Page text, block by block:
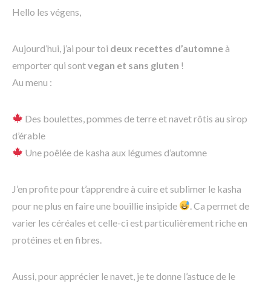
Hello les végens,
Aujourd’hui, j’ai pour toi deux recettes d’automneà
emporter qui sontvegan et sans gluten !
Au menu :
Des boulettes, pommes de terre et navet rôtis au sirop
d’érable
Une poêlée de kasha aux légumes d’automne
J’en profite pour t’apprendre à cuire et sublimer le kasha
pour ne plus en faire une bouillie insipide
. Ca permet de
varier les céréales et celle-ci est particulièrement riche en
protéines et en fibres.
Aussi, pour apprécier le navet, je te donne l’astuce de le